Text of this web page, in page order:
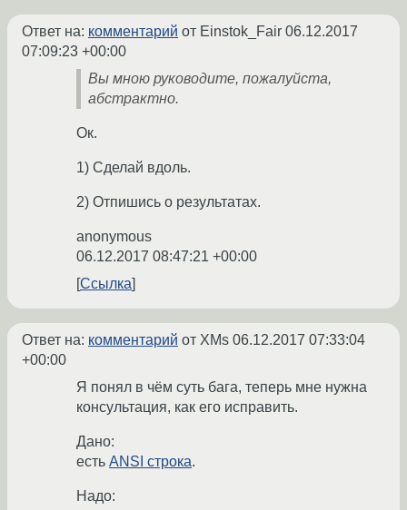
Ответ на: комментарий от Einstok_Fair 06.12.2017
07:09:23 +00:00
Вы мною руководите, пожалуйста,
абстрактно.
Ок.
1) Сделай вдоль.
2) Отпишись о результатах.
anonymous
06.12.2017 08:47:21 +00:00
Ссылка
Ответ на: комментарий от XMs 06.12.2017 07:33:04
+00:00
Я понял в чём суть бага, теперь мне нужна
консультация, как его исправить.
Дано:
есть ANSI строка.
Надо: